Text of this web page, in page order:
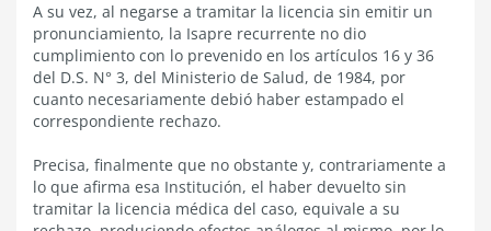
A su vez, al negarse a tramitar la licencia sin emitir un
pronunciamiento, la Isapre recurrente no dio
cumplimiento con lo prevenido en los artículos 16 y 36
del D.S. N° 3, del Ministerio de Salud, de 1984, por
cuanto necesariamente debió haber estampado el
correspondiente rechazo.
Precisa, finalmente que no obstante y, contrariamente a
lo que afirma esa Institución, el haber devuelto sin
tramitar la licencia médica del caso, equivale a su